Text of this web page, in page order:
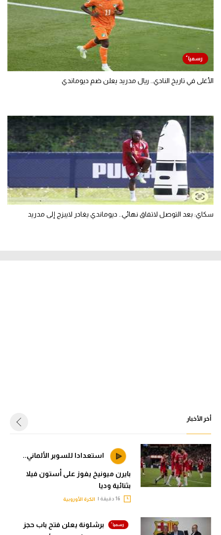
الأغلى في تاريخ النادي.. ريال مدريد يعلن ضم ديوماندي
سكاي: بعد التوصل لاتفاق نهائي.. ديوماندي يغادر لايبزج إلى مدريد
أخر الأخبار
استعدادا للسوبر الألماني..
بايرن ميونيخ يفوز على أستون فيلا
بثنائية وديا
الكرة الأوروبية
برشلونة يعلن فتح باب حجز